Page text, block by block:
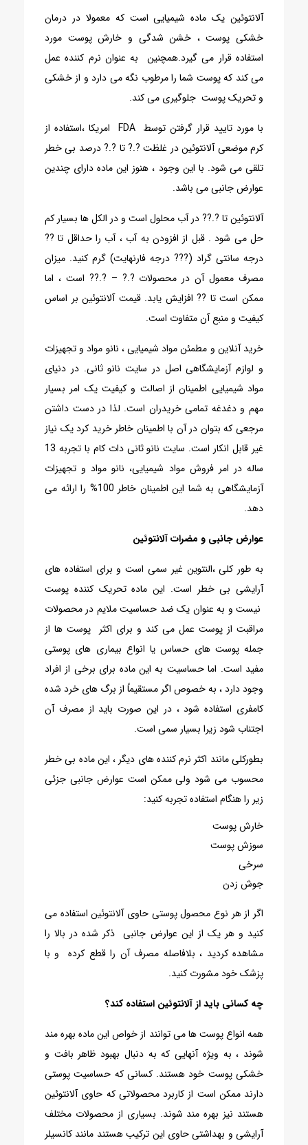
آلانتوئین یک ماده شیمیایی است که معمولا در درمان
خشکی پوست ، خشن شدگی و خارش پوست مورد
استفاده قرار می گیرد.همچنین به عنوان نرم کننده عمل
می کند که پوست شما را مرطوب نگه می دارد و از خشکی
و تحریک پوست جلوگیری می کند.
با مورد تایید قرار گرفتن توسط FDA امریکا ،استفاده از
کرم موضعی آلانتوئین در غلظت ?.? تا ?.? درصد بی خطر
تلقی می شود. با این وجود ، هنوز این ماده دارای چندین
عوارض جانبی می باشد.
آلانتوئین تا ?.?? در آب محلول است و در الکل ها بسیار کم
حل می شود . قبل از افزودن به آب ، آب را حداقل تا ??
درجه سانتی گراد (??? درجه فارنهایت) گرم کنید. میزان
مصرف معمول آن در محصولات ?.? – ?.?? است ، اما
ممکن است تا ?? افزایش یابد. قیمت آلانتوئین بر اساس
کیفیت و منبع آن متفاوت است.
خرید آنلاین و مطمئنمواد شیمیایی، نانو موادو تجهیزات
و لوازم آزمایشگاهی اصل در سایت نانو ثانی. در دنیای
مواد شیمیایی اطمینان از اصالت و کیفیت یک امر بسیار
مهم و دغدغه تمامی خریدران است. لذا در دست داشتن
مرجعی که بتوان در آن با اطمینان خاطر خرید کرد یک نیاز
غیر قابل انکار است. سایت نانو ثانی دات کام
با تجربه 13
ساله در امر فروشمواد شیمیایی، نانو موادو تجهیزات
آزمایشگاه
ی به شما این اطمینان خاطر 100% را ارائه می
دهد.
عوارض جانبی و مضرات آلانتوئین
به طور کلی ،النتوین غیر سمی است و برای استفاده های
آرایشی بی خطر است. این ماده تحریک کننده پوست
نیست و به عنوان یک ضد حساسیت ملایم در محصولات
مراقبت از پوست عمل می کند و برای اکثر پوست ها از
جمله پوست های حساس یا انواع بیماری های پوستی
مفید است. اما حساسیت به این ماده برای برخی از افراد
وجود دارد ، به خصوص اگر مستقیماً از برگ های خرد شده
کامفری استفاده شود ، در این صورت باید از مصرف آن
اجتناب شود زیرا بسیار سمی است.
بطورکلی مانند اکثر نرم کننده های دیگر ، این ماده بی خطر
محسوب می شود ولی ممکن است عوارض جانبی جزئی
زیر را هنگام استفاده تجربه کنید:
خارش پوست
سوزش پوست
سرخی
جوش زدن
اگر از هر نوع محصول پوستی حاوی آلانتوئین استفاده می
کنید و هر یک از این عوارض جانبی ذکر شده در بالا را
مشاهده کردید ، بلافاصله مصرف آن را قطع کرده و با
پزشک خود مشورت کنید.
چه کسانی باید از آلانتوئین استفاده کند؟
همه انواع پوست ها می توانند از خواص این ماده بهره مند
شوند ، به ویژه آنهایی که به دنبال بهبود ظاهر بافت و
خشکی پوست خود هستند. کسانی که حساسیت پوستی
دارند ممکن است از کاربرد محصولاتی که حاوی آلانتوئین
هستند نیز بهره مند شوند. بسیاری از محصولات مختلف
آرایشی و بهداشتی حاوی این ترکیب هستند مانند کانسیلر